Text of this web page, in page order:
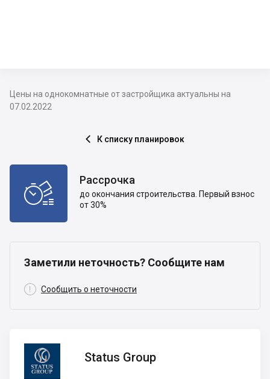
Цены на однокомнатные от застройщика актуальны на
07.02.2022
 К списку планировок
 Рассрочка
до окончания строительства. Первый взнос
от 30%
Заметили неточность? Сообщите нам
 Сообщить о неточности
Status
Group
Status Group